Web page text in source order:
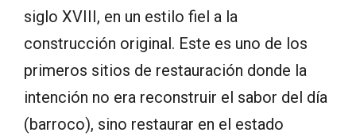
siglo XVIII, en un estilo fiel a la
construcción original. Este es uno de los
primeros sitios de restauración donde la
intención no era reconstruir el sabor del día
(barroco), sino restaurar en el estado